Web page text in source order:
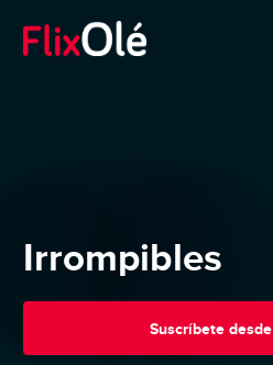
Irrompibles
Suscríbete desde